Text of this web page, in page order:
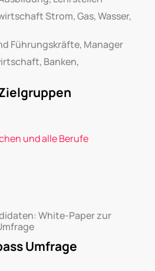
Strom, Gas, Wasser,
Führungskräfte, Manager
Banken,
und alle Berufe
White-Paper zur
Umfrage